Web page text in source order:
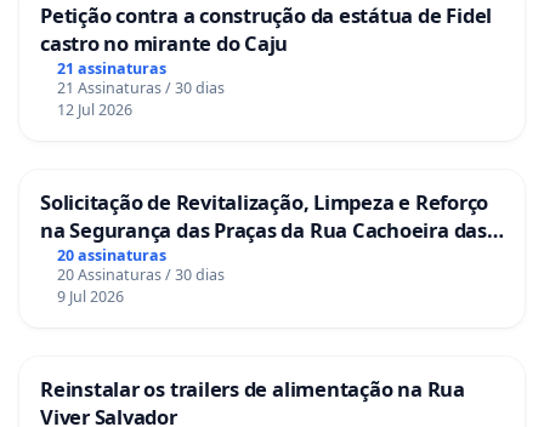
Petição contra a construção da estátua de Fidel
castro no mirante do Caju
21 assinaturas
21 Assinaturas / 30 dias
12 Jul 2026
Solicitação de Revitalização, Limpeza e Reforço
na Segurança das Praças da Rua Cachoeira das
Sete Ilhas
20 assinaturas
20 Assinaturas / 30 dias
9 Jul 2026
Reinstalar os trailers de alimentação na Rua
Viver Salvador